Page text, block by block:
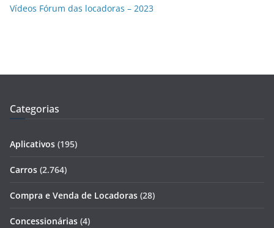
Vídeos Fórum das locadoras – 2023
Categorias
Aplicativos (195)
Carros (2.764)
Compra e Venda de Locadoras (28)
Concessionárias (4)